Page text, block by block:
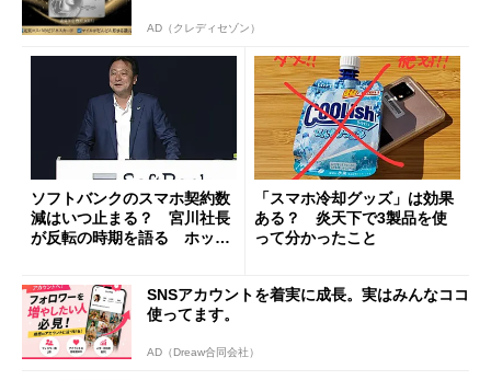
AD（クレディセゾン）
ソフトバンクのスマホ契約数
減はいつ止まる？ 宮川社長
が反転の時期を語る ホッピ
「スマホ冷却グッズ」は効果
ある？ 炎天下で3製品を使
って分かったこと
SNSアカウントを着実に成長。実はみんなココ
使ってます。
AD（Dreaw合同会社）